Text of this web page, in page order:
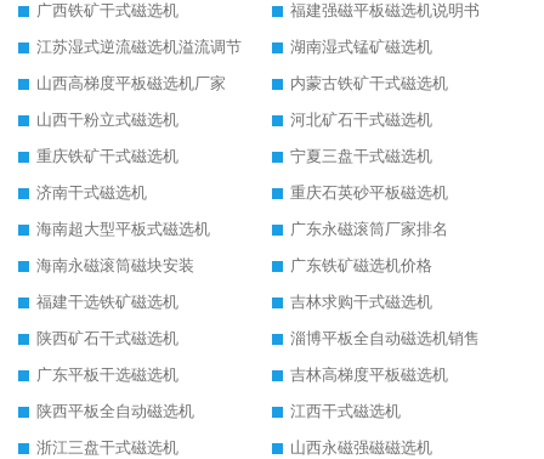
广西铁矿干式磁选机
福建强磁平板磁选机说明书
江苏湿式逆流磁选机溢流调节
湖南湿式锰矿磁选机
山西高梯度平板磁选机厂家
内蒙古铁矿干式磁选机
山西干粉立式磁选机
河北矿石干式磁选机
重庆铁矿干式磁选机
宁夏三盘干式磁选机
济南干式磁选机
重庆石英砂平板磁选机
海南超大型平板式磁选机
广东永磁滚筒厂家排名
海南永磁滚筒磁块安装
广东铁矿磁选机价格
福建干选铁矿磁选机
吉林求购干式磁选机
陕西矿石干式磁选机
淄博平板全自动磁选机销售
广东平板干选磁选机
吉林高梯度平板磁选机
陕西平板全自动磁选机
江西干式磁选机
浙江三盘干式磁选机
山西永磁强磁磁选机